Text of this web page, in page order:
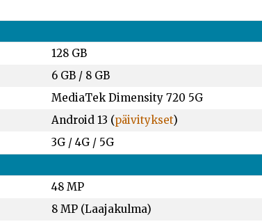
128 GB
6 GB / 8 GB
MediaTek Dimensity 720 5G
Android 13 (päivitykset)
3G / 4G / 5G
48 MP
8 MP (Laajakulma)